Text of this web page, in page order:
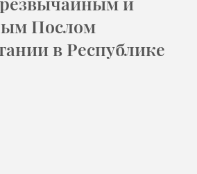
Послом
в Республике